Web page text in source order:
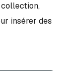
collection,
insérer des